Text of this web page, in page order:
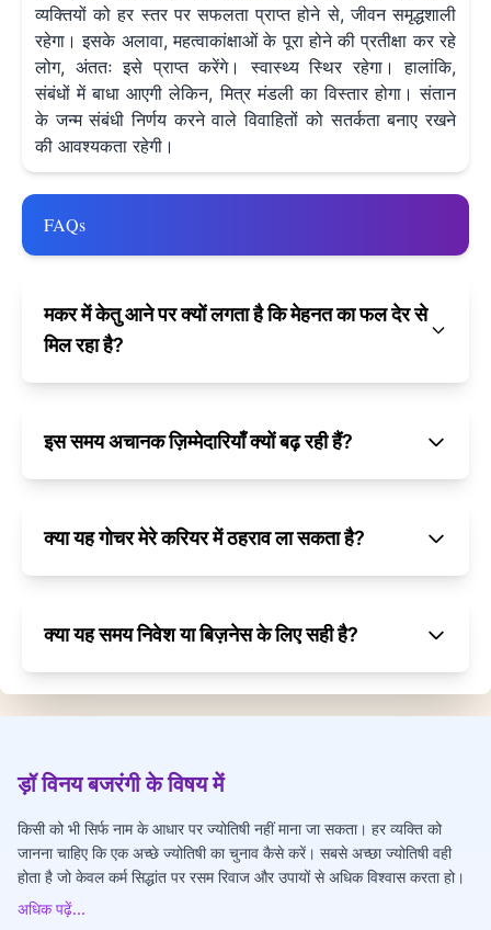
व्यक्तियों को हर स्तर पर सफलता प्राप्त होने से, जीवन समृद्धशाली
रहेगा। इसके अलावा, महत्वाकांक्षाओं के पूरा होने की प्रतीक्षा कर रहे
लोग, अंततः इसे प्राप्त करेंगे। स्वास्थ्य स्थिर रहेगा। हालांकि,
संबंधों में बाधा आएगी लेकिन, मित्र मंडली का विस्तार होगा। संतान
के जन्म संबंधी निर्णय करने वाले विवाहितों को सतर्कता बनाए रखने
की आवश्यकता रहेगी।
FAQs
मकर में केतु आने पर क्यों लगता है कि मेहनत का फल देर से
मिल रहा है?
इस समय अचानक ज़िम्मेदारियाँ क्यों बढ़ रही हैं?
क्या यह गोचर मेरे करियर में ठहराव ला सकता है?
क्या यह समय निवेश या बिज़नेस के लिए सही है?
ड़ॉ विनय बजरंगी के विषय में
किसी को भी सिर्फ नाम के आधार पर ज्योतिषी नहीं माना जा सकता। हर व्यक्ति को
जानना चाहिए कि एक अच्छे ज्योतिषी का चुनाव कैसे करें। सबसे अच्छा ज्योतिषी वही
होता है जो केवल कर्म सिद्धांत पर रसम रिवाज और उपायों से अधिक विश्वास करता हो।
अधिक पढ़ें...